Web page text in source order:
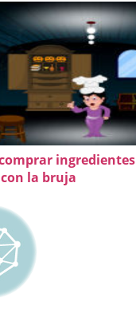
ingredientes
con la bruja